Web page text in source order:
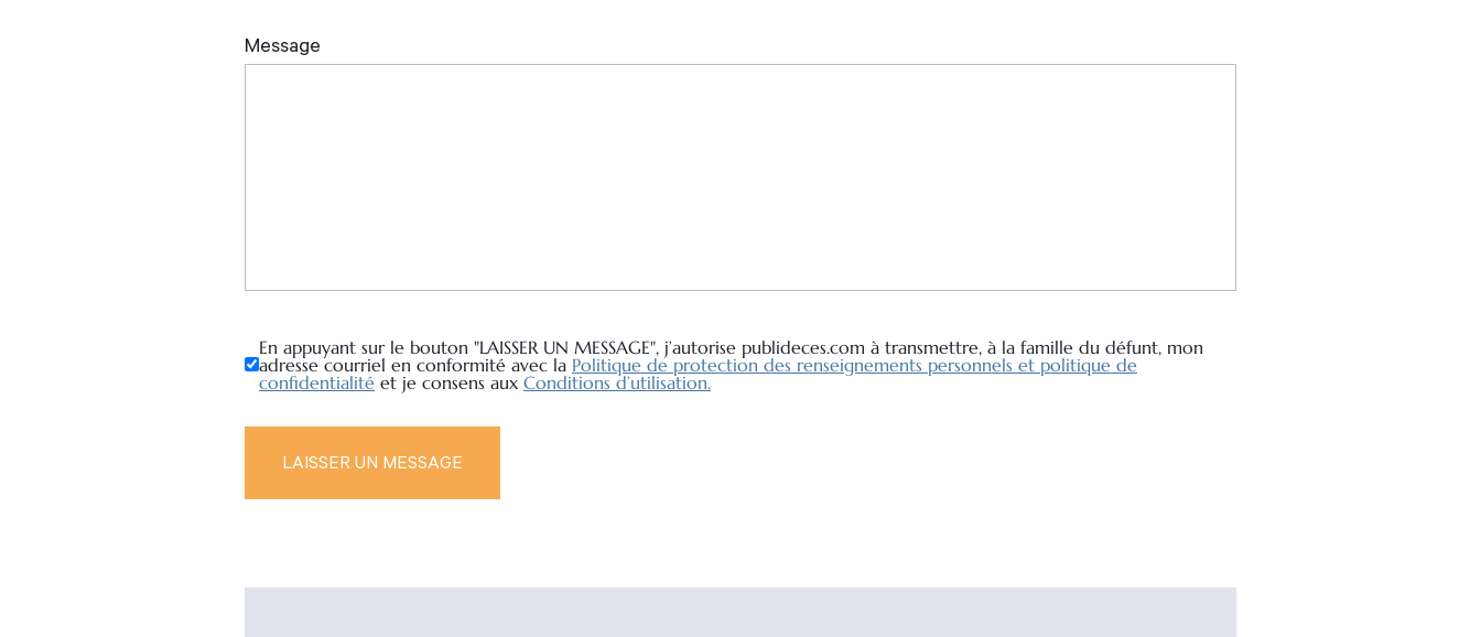
En appuyant sur le bouton "LAISSER UN MESSAGE", j’autorise publideces.com à transmettre, à la famille du défunt, mon
adresse courriel en conformité avec la Politique de protection des renseignements personnels et politique de
confidentialité et je consens aux Conditions d’utilisation.